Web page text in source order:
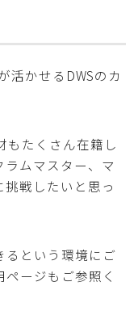
活かせるDWSのカ
もたくさん在籍し
ムマスター、マ
戦したいと思っ
るという環境にご
ージもご参照く